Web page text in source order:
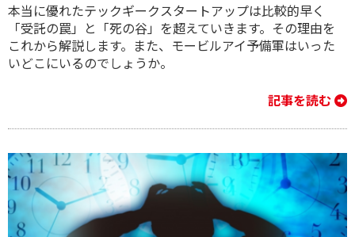
本当に優れたテックギークスタートアップは比較的早く
「受託の罠」と「死の谷」を超えていきます。その理由を
これから解説します。また、モービルアイ予備軍はいった
いどこにいるのでしょうか。
記事を読む